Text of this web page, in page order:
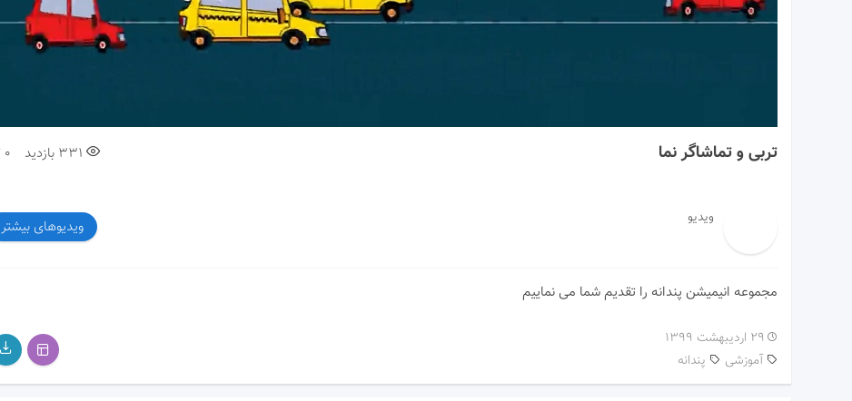
تربی و تماشاگر نما 0 331 بازدید
ویدیو ویدیوهای بیشتر
مجموعه انیمیشن پندانه را تقدیم شما می نماییم
۲۹ اردیبهشت ۱۳۹۹
آموزشی
پندانه